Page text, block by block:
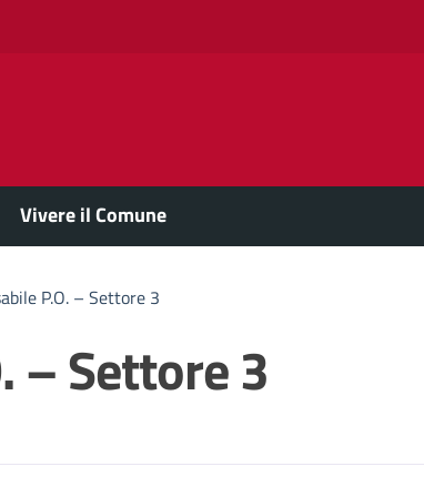
Vivere il Comune
P.O. – Settore 3
– Settore 3